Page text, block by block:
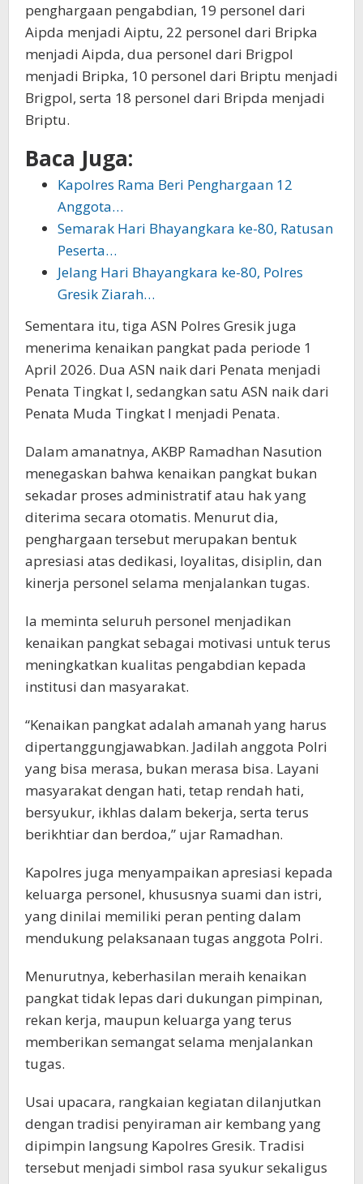
penghargaan pengabdian, 19 personel dari
Aipda menjadi Aiptu, 22 personel dari Bripka
menjadi Aipda, dua personel dari Brigpol
menjadi Bripka, 10 personel dari Briptu menjadi
Brigpol, serta 18 personel dari Bripda menjadi
Briptu.
Baca Juga:
Kapolres Rama Beri Penghargaan 12
Anggota…
Semarak Hari Bhayangkara ke-80, Ratusan
Peserta…
Jelang Hari Bhayangkara ke-80, Polres
Gresik Ziarah…
Sementara itu, tiga ASN Polres Gresik juga
menerima kenaikan pangkat pada periode 1
April 2026. Dua ASN naik dari Penata menjadi
Penata Tingkat I, sedangkan satu ASN naik dari
Penata Muda Tingkat I menjadi Penata.
Dalam amanatnya, AKBP Ramadhan Nasution
menegaskan bahwa kenaikan pangkat bukan
sekadar proses administratif atau hak yang
diterima secara otomatis. Menurut dia,
penghargaan tersebut merupakan bentuk
apresiasi atas dedikasi, loyalitas, disiplin, dan
kinerja personel selama menjalankan tugas.
Ia meminta seluruh personel menjadikan
kenaikan pangkat sebagai motivasi untuk terus
meningkatkan kualitas pengabdian kepada
institusi dan masyarakat.
“Kenaikan pangkat adalah amanah yang harus
dipertanggungjawabkan. Jadilah anggota Polri
yang bisa merasa, bukan merasa bisa. Layani
masyarakat dengan hati, tetap rendah hati,
bersyukur, ikhlas dalam bekerja, serta terus
berikhtiar dan berdoa,” ujar Ramadhan.
Kapolres juga menyampaikan apresiasi kepada
keluarga personel, khususnya suami dan istri,
yang dinilai memiliki peran penting dalam
mendukung pelaksanaan tugas anggota Polri.
Menurutnya, keberhasilan meraih kenaikan
pangkat tidak lepas dari dukungan pimpinan,
rekan kerja, maupun keluarga yang terus
memberikan semangat selama menjalankan
tugas.
Usai upacara, rangkaian kegiatan dilanjutkan
dengan tradisi penyiraman air kembang yang
dipimpin langsung Kapolres Gresik. Tradisi
tersebut menjadi simbol rasa syukur sekaligus